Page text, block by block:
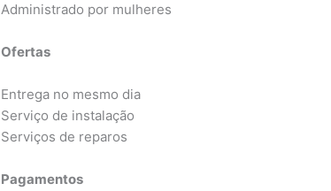
Administrado por mulheres
Ofertas
Entrega no mesmo dia
Serviço de instalação
Serviços de reparos
Pagamentos